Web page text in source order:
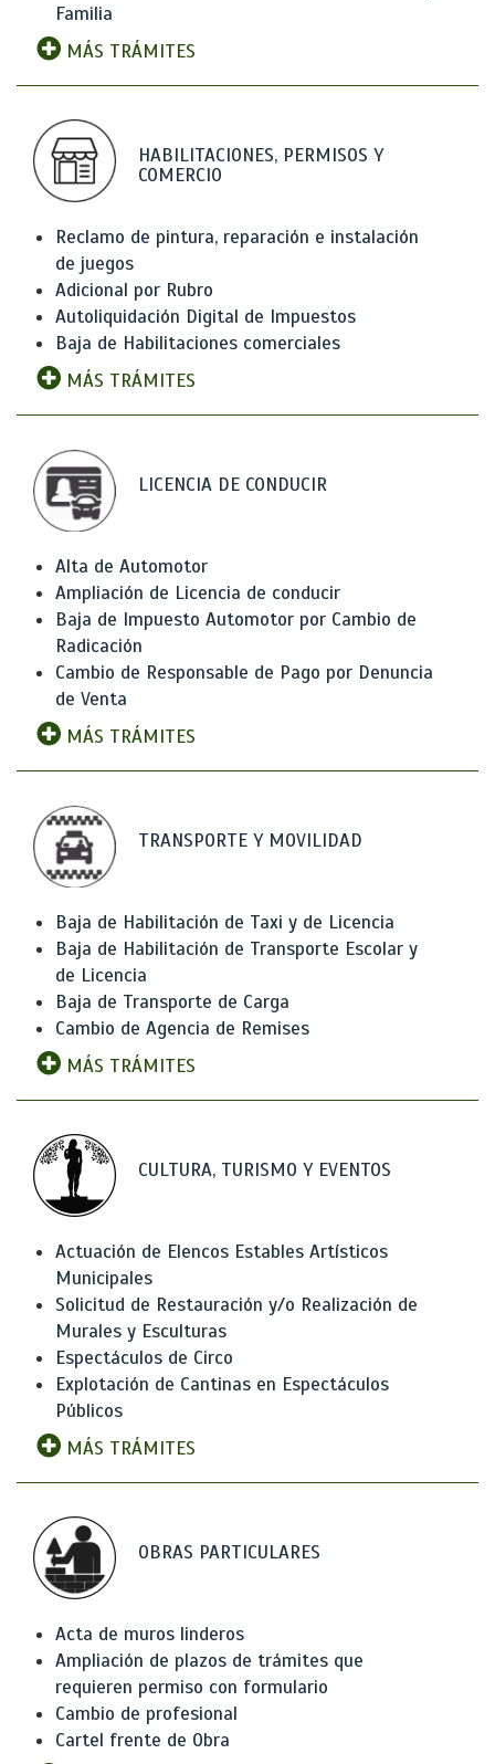
Familia
MÁS TRÁMITES
HABILITACIONES, PERMISOS Y
COMERCIO
Reclamo de pintura, reparación e instalación
de juegos
Adicional por Rubro
Autoliquidación Digital de Impuestos
Baja de Habilitaciones comerciales
MÁS TRÁMITES
LICENCIA DE CONDUCIR
Alta de Automotor
Ampliación de Licencia de conducir
Baja de Impuesto Automotor por Cambio de
Radicación
Cambio de Responsable de Pago por Denuncia
de Venta
MÁS TRÁMITES
TRANSPORTE Y MOVILIDAD
Baja de Habilitación de Taxi y de Licencia
Baja de Habilitación de Transporte Escolar y
de Licencia
Baja de Transporte de Carga
Cambio de Agencia de Remises
MÁS TRÁMITES
CULTURA, TURISMO Y EVENTOS
Actuación de Elencos Estables Artísticos
Municipales
Solicitud de Restauración y/o Realización de
Murales y Esculturas
Espectáculos de Circo
Explotación de Cantinas en Espectáculos
Públicos
MÁS TRÁMITES
OBRAS PARTICULARES
Acta de muros linderos
Ampliación de plazos de trámites que
requieren permiso con formulario
Cambio de profesional
Cartel frente de Obra